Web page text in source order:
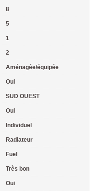
8
5
1
2
Aménagée/équipée
Oui
SUD OUEST
Oui
Individuel
Radiateur
Fuel
Très bon
Oui